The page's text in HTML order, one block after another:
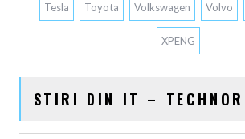
Tesla Toyota Volkswagen Volvo
XPENG
STIRI DIN IT –